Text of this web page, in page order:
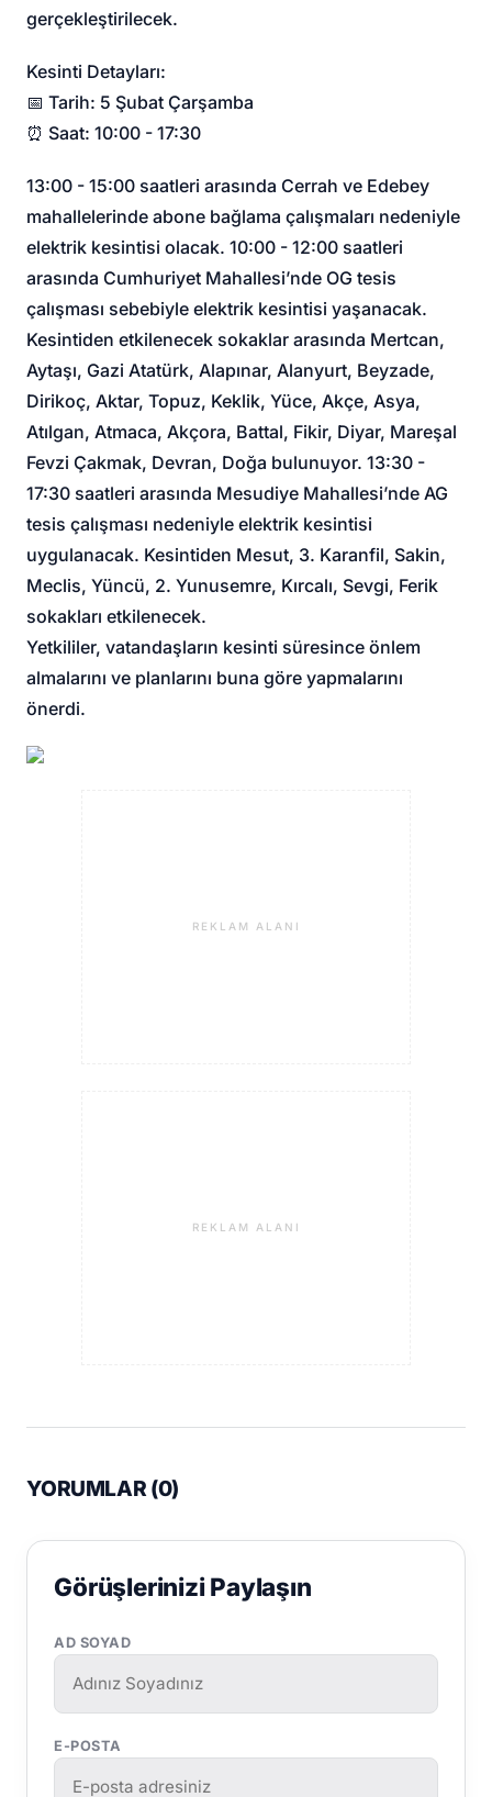
gerçekleştirilecek.
Kesinti Detayları:
📅 Tarih: 5 Şubat Çarşamba
⏰ Saat: 10:00 - 17:30
13:00 - 15:00 saatleri arasında Cerrah ve Edebey
mahallelerinde abone bağlama çalışmaları nedeniyle
elektrik kesintisi olacak. 10:00 - 12:00 saatleri
arasında Cumhuriyet Mahallesi’nde OG tesis
çalışması sebebiyle elektrik kesintisi yaşanacak.
Kesintiden etkilenecek sokaklar arasında Mertcan,
Aytaşı, Gazi Atatürk, Alapınar, Alanyurt, Beyzade,
Dirikoç, Aktar, Topuz, Keklik, Yüce, Akçe, Asya,
Atılgan, Atmaca, Akçora, Battal, Fikir, Diyar, Mareşal
Fevzi Çakmak, Devran, Doğa bulunuyor. 13:30 -
17:30 saatleri arasında Mesudiye Mahallesi’nde AG
tesis çalışması nedeniyle elektrik kesintisi
uygulanacak. Kesintiden Mesut, 3. Karanfil, Sakin,
Meclis, Yüncü, 2. Yunusemre, Kırcalı, Sevgi, Ferik
sokakları etkilenecek.
Yetkililer, vatandaşların kesinti süresince önlem
almalarını ve planlarını buna göre yapmalarını
önerdi.
REKLAM ALANI
REKLAM ALANI
YORUMLAR (0)
Görüşlerinizi Paylaşın
AD SOYAD
E-POSTA